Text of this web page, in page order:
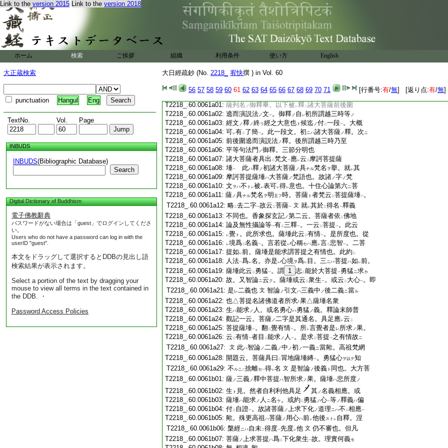
Link to the version 2015 Link to the version 2018
ホーム 検索 ご挨拶 組織 利用条件 使い方 English
大正蔵検索
punctuation Hangul Eng
TextNo. Vol. Page
INBUDS
INBUDS(Bibliographic Database)
Search
Digital Dictionary of Buddhism
電子佛教辭典
パスワードがない場合は「guest」でログインしてくださ
い。
Users who do not have a password can log in with the
userID "guest".
本文をドラッグして選択するとDDBの見出し語
検索結果が表示されます。
Select a portion of the text by dragging your
mouse to view all terms in the text contained in
the DDB. ・
Password Access Policies
大日經疏鈔 (No. 2218_ 宥快撰 ) in Vol. 60
56 57 58 59 60 61 62 63 64 65 66 67 68 69 70 71 [行番号:有/無] [返り点:有/無]
T2218_.60.0060c20:也
T2218_.60.0060c21: 是故列爲 上首 以統 塵沙衆徳一
T2218_.60.0060c22:薩ノ四徳一 被成 下統 二攝無量ノ 眷屬塵沙ノ
義 也
T2218_.60.0060c25:
T2218_.60.0060c26:
T2218_.60.0060c27: 大日經疏第一本鈔卷第十二
T2218_.60.0060c28:
T2218_.60.0061a01: 薩列名 ノ 御釋畢。以下被 レ釋 二諸大菩薩前後圍
T2218_.60.0061a02: 遶而演説法ノ文一。御釋ノ 自 レ初所謂越三時等ノ
T2218_.60.0061a03: 經文 ノ釋ノ終 リ 經之大意也 ト 候迄 ノ付二一段一。大概
T2218_.60.0061a04: 可レ有二 了簡一。此一段文。初ニハ諸大菩薩ノ釋。次ニ
T2218_.60.0061a05: 前後圍遶而演説法ノ釋。後所謂越三時乃至
T2218_.60.0061a06: 平等句法門 ノ御釋。三節分明也
T2218_.60.0061a07: 諸大菩薩者具出 二梵文一應レ云 二 摩訶菩提薩
T2218_.60.0061a08: 埵一 此ハ釋ノ初諸大菩薩ノ具ナル梵名 ヲ擧。就レ其
T2218_.60.0061a09: 摩訶菩提薩埵ハ大菩薩ノ梵語也。故諸ノ字ノ梵
T2218_.60.0061a10: 文 ヲハ不 ト レ被 レ表可レ得レ意也。十住心論第六ニ菩
T2218_.60.0061a11: 薩ノ具ナル梵名 ヲ明 玉フ時。菩薩 ト 者梵云 二菩提薩埵一。
T2218_.60.0061a12: 略二去二字一故云 二菩薩一 文 就レ其於二得名 一釋義
T2218_.60.0061a13: 不同也。香象探玄記ノ第二云。菩薩者依 二佛地
T2218_.60.0061a14: 論及無性攝論等一有二三釋一。一云 二菩提一。此云
T2218_.60.0061a15:
レ覺 ト 。此所求也。薩埵此云 二有情一。是所度也。從
T2218_.60.0061a16:
レ境爲二名義一。言若從 レ心稱セハ應レ言二悲智一。二菩
T2218_.60.0061a17: 提如 レ前。薩埵是能求謂菩提之有情也。此約 二
T2218_.60.0061a18: 人法一爲レ名。亦是 レ心境ヲ爲レ 目。三ニハ菩提ハ如 レ前。
T2218_.60.0061a19: 薩埵此云 二 勇猛一。謂 1 志二能於大菩提一勇猛ニ求カ
T2218_.60.0061a20: 故。又智論ニ云 ク 。薩埵或云 二衆生一。或云 二 大心一。即
T2218_.60.0061a21: 是 レ二義也 文 智論ノ 引文ハ三義中 ノ後二義ニ當ル
T2218_.60.0061a22: 也△菩提名諸佛道者所求ノ果△薩埵名衆
T2218_.60.0061a23: 生ハ能求ノ 人。或名勇心ハ勇猛ノ義。釋論末師普
T2218_.60.0061a24: 觀記一云。菩薩ノ二字是其通名。具足應レ云 二
T2218_.60.0061a25: 菩提薩埵一。翻二覺有情一。所レ言覺者是 レ 所求ノ果。
T2218_.60.0061a26: 云 二有情一者目 二能求ノ 人 一。是求二菩提一之有情故ニ
T2218_.60.0061a27: 文 此ハ智論ノ二義ノ中 ノ初 ノ一義ニ當歟。高祖梵網
T2218_.60.0061a28: 開題云。菩薩具曰 二 冐地薩埵縛一。勇猛心ヲ以テ知
T2218_.60.0061a29: 不ルニ二捨離セ一得レ名 文 是智論ノ後義 ト 同也。大方菩
T2218_.60.0061b01: 薩ノ三義ノ釋中菩提ハ智所求ノ果。薩埵ハ悲所度ノ
T2218_.60.0061b02: 生 ト 見。然者自利利他具足 其ノ名義相應。或
T2218_.60.0061b03: 薩埵ハ能求ノ 人 ニ名 ケ。或約 二 勇猛ノ心一等ノ釋義ハ偏
T2218_.60.0061b04: 付二 自證一。故諸菩薩ノ上求下化ノ道理ニハ不 二相應一
T2218_.60.0061b05: 歟。殊更高祖 ハ菩薩ノ 用心ハ前レ他後 スト レ自釋。涅
T2218_.60.0061b06: 槃經ニハ自未二得度一先度レ他 文 仍不審也。但凡
T2218_.60.0061b07: 菩薩ノ上求菩提ハ爲二下化衆生一故。理實何義モ